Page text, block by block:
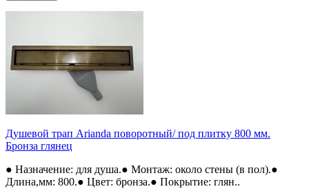
Душевой трап Arianda поворотный/ под плитку 800 мм.
Бронза глянец
● Назначение: для душа.● Монтаж: около стены (в пол).●
Длина,мм: 800.● Цвет: бронза.● Покрытие: глян..